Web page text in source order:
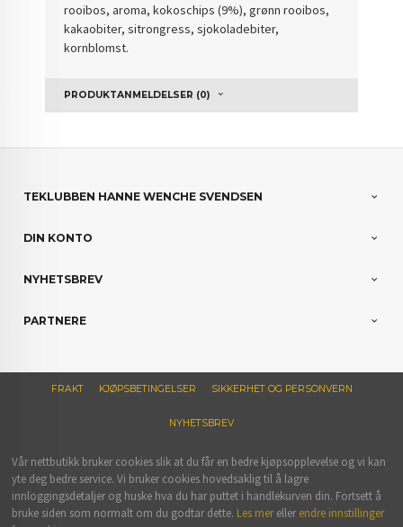
rooibos, aroma, kokoschips (9%), grønn rooibos,
kakaobiter, sitrongress, sjokoladebiter,
kornblomst.
PRODUKTANMELDELSER (0)
TEKLUBBEN HANNE WENCHE SVENDSEN
DIN KONTO
NYHETSBREV
PARTNERE
FRAKT KJØPSBETINGELSER SIKKERHET OG PERSONVERN
NYHETSBREV
Vår nettbutikk bruker cookies slik at du får en bedre kjøpsopplevelse og vi kan
yte deg bedre service. Vi bruker cookies hovedsaklig til å lagre
innloggingsdetaljer og huske hva du har puttet i handlekurven din. Fortsett å
bruke siden som normalt om du godtar dette. Les merellerendre innstillinger